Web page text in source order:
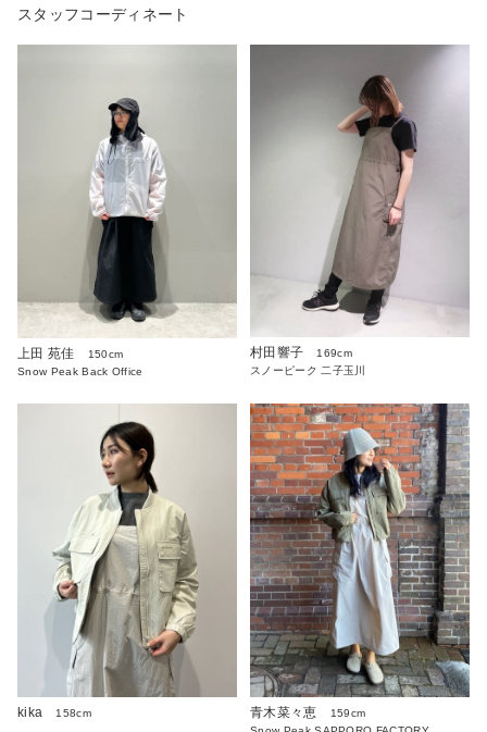
スタッフコーディネート
上田 苑佳
150cm
Snow Peak Back Office
村田響子
169cm
スノーピーク 二子玉川
kika 158cm 青木菜々恵
159cm